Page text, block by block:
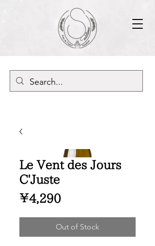
Le Vent des Jours
C'Juste
¥4,290Price
Out of Stock